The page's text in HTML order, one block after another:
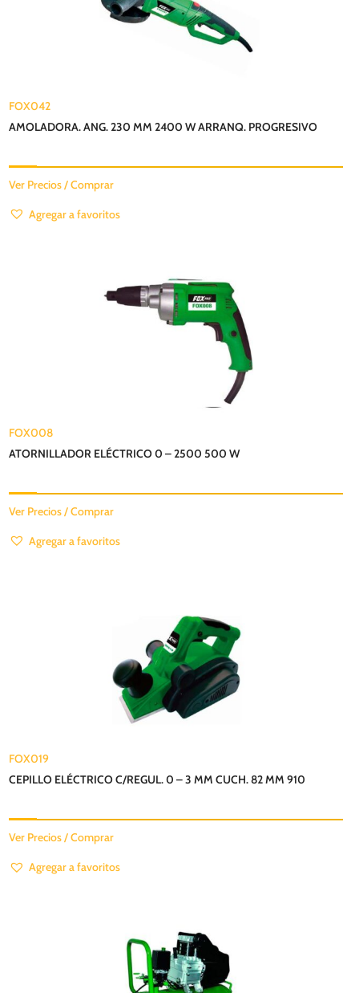
FOX042
AMOLADORA. ANG. 230 MM 2400 W ARRANQ. PROGRESIVO
Ver Precios / Comprar
Agregar a favoritos
FOX008
ATORNILLADOR ELÉCTRICO 0 – 2500 500 W
Ver Precios / Comprar
Agregar a favoritos
FOX019
CEPILLO ELÉCTRICO C/REGUL. 0 – 3 MM CUCH. 82 MM 910
Ver Precios / Comprar
Agregar a favoritos